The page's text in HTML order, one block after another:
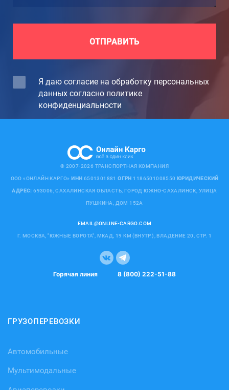
ОТПРАВИТЬ
Я даю согласие на обработку персональных
данных согласно политике
конфиденциальности
© 2007-2026 ТРАНСПОРТНАЯ КОМПАНИЯ
ООО «ОНЛАЙН КАРГО» ИНН 6501301881ОГРН 1186501008550 ЮРИДИЧЕСКИЙ
АДРЕС: 693006, САХАЛИНСКАЯ ОБЛАСТЬ, ГОРОД ЮЖНО-САХАЛИНСК, УЛИЦА
ПУШКИНА, ДОМ 152А
EMAIL@ONLINE-CARGO.COM
Г. МОСКВА, "ЮЖНЫЕ ВОРОТА", МКАД, 19 КМ (ВНУТР.), ВЛАДЕНИЕ 20, СТР. 1
Горячая линия 8 (800) 222-51-88
ГРУЗОПЕРЕВОЗКИ
Автомобильные
Мультимодальные